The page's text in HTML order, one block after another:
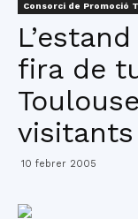
Consorci de Promoció
fira de
visitants
10 febrer 2005